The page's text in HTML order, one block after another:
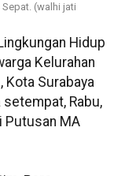
(walhi jati
Hidup
Kelurahan
Kota Surabaya
Rabu,
Putusan MA